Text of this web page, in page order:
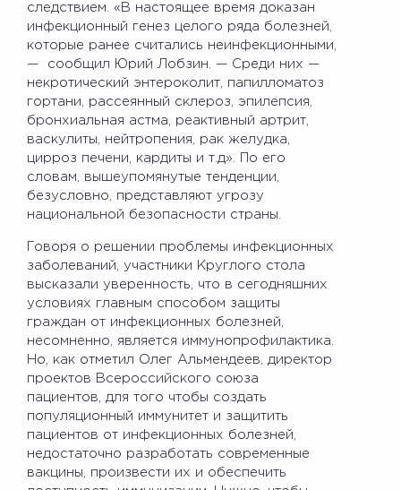
следствием. «В настоящее время доказан
инфекционный генез целого ряда болезней,
которые ранее считались неинфекционными,
— сообщил Юрий Лобзин. — Среди них —
некротический энтероколит, папилломатоз
гортани, рассеянный склероз, эпилепсия,
бронхиальная астма, реактивный артрит,
васкулиты, нейтропения, рак желудка,
цирроз печени, кардиты и т.д». По его
словам, вышеупомянутые тенденции,
безусловно, представляют угрозу
национальной безопасности страны.
Говоря о решении проблемы инфекционных
заболеваний, участники Круглого стола
высказали уверенность, что в сегодняшних
условиях главным способом защиты
граждан от инфекционных болезней,
несомненно, является иммунопрофилактика.
Но, как отметил Олег Альмендеев, директор
проектов Всероссийского союза
пациентов, для того чтобы создать
популяционный иммунитет и защитить
пациентов от инфекционных болезней,
недостаточно разработать современные
вакцины, произвести их и обеспечить